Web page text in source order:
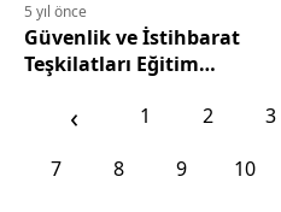
5 yıl önce
Güvenlik ve İstihbarat
Teşkilatları Eğitim
‹ 1 2 3
7
8 9 10